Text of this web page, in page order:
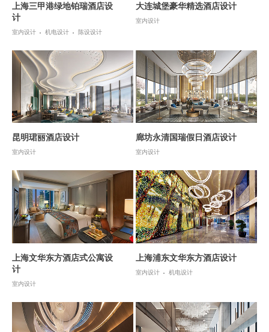
上海三甲港绿地铂瑞酒店设
计
室内设计 机电设计 陈设设计
大连城堡豪华精选酒店设计
室内设计
昆明珺丽酒店设计
室内设计
廊坊永清国瑞假日酒店设计
室内设计
上海文华东方酒店式公寓设
计
室内设计
上海浦东文华东方酒店设计
室内设计 机电设计